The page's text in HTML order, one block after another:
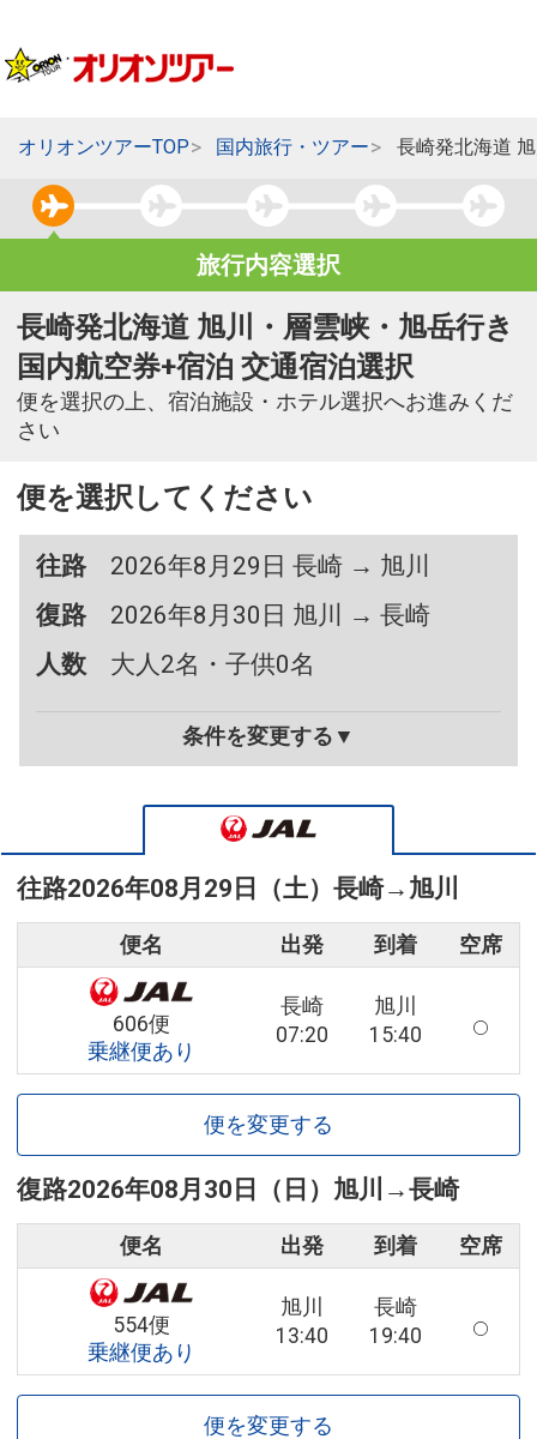
オリオンツアーTOP 国内旅行・ツアー 長崎発北海道
旅行内容選択
長崎発北海道 旭川・層雲峡・旭岳行き
国内航空券+宿泊 交通宿泊選択
便を選択の上、宿泊施設・ホテル選択へお進みくだ
さい
便を選択してください
往路
2026年8月29日 長崎 → 旭川
復路
2026年8月30日 旭川 → 長崎
人数
大人2名・子供0名
条件を変更する▼
往路2026年08月29日（土） 長崎→ 旭川
便名 出発 到着 空席
606便
乗継便あり
長崎
07:20
旭川
15:40
便を変更する
復路2026年08月30日（日） 旭川 →長崎
便名 出発 到着 空席
554便
乗継便あり
旭川
13:40
長崎
19:40
便を変更する